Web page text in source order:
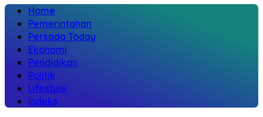
Home
Pemerintahan
Persada Today
Ekonomi
Pendidikan
Politik
Lifestyle
Indeks